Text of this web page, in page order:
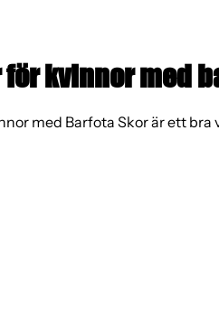
för kvinnor med
med Barfota Skor är ett